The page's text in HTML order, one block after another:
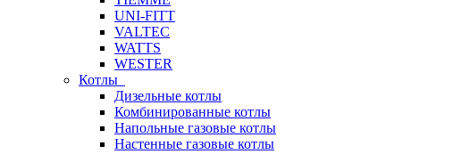
UNI-FITT
VALTEC
WATTS
WESTER
Котлы
Дизельные котлы
Комбинированные котлы
Напольные газовые котлы
Настенные газовые котлы